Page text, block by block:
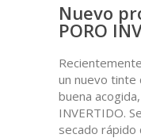
Nuevo
PORO
un nuevo tinte
buena
INVERTIDO.
secado rápido